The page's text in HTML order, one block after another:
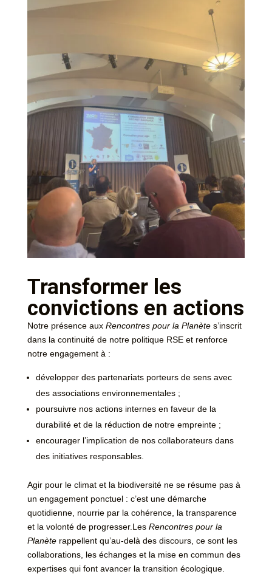
Transformer les
convictions en actions
Notre présence aux Rencontres pour la Planètes’inscrit
dans la continuité de notre politique RSE et renforce
notre engagement à :
développer des partenariats porteurs de sens avec
des associations environnementales ;
poursuivre nos actions internes en faveur de la
durabilité et de la réduction de notre empreinte ;
encourager l’implication de nos collaborateurs dans
des initiatives responsables.
Agir pour le climat et la biodiversité ne se résume pas à
un engagement ponctuel : c’est une démarche
quotidienne, nourrie par la cohérence, la transparence
et la volonté de progresser.Les Rencontres pour la
Planèterappellent qu’au-delà des discours, ce sont les
collaborations, les échanges et la mise en commun des
expertises qui font avancer la transition écologique.